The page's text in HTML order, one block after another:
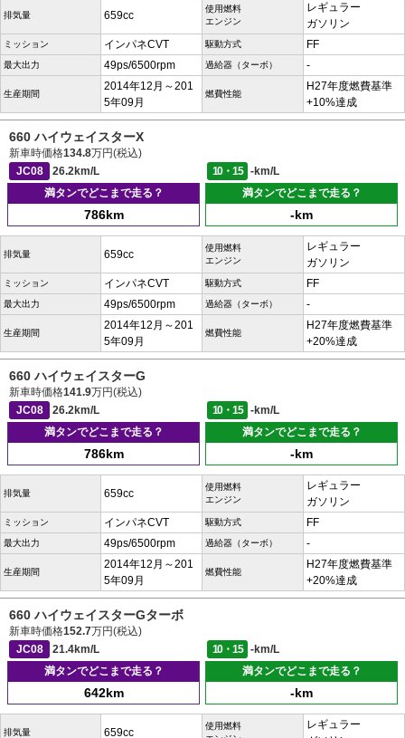
排気量 659cc
使用燃料
エンジン
レギュラー
ガソリン
ミッション インパネCVT 駆動方式 FF
最大出力 49ps/6500rpm 過給器（ターボ） -
生産期間
2014年12月～201
5年09月
燃費性能
H27年度燃費基準
+10%達成
660 ハイウェイスターX
新車時価格134.8万円(税込)
JC08
26.2km/L 10・15
-km/L
満タンでどこまで走る？
786km
満タンでどこまで走る？
-km
排気量 659cc
使用燃料
エンジン
レギュラー
ガソリン
ミッション インパネCVT 駆動方式 FF
最大出力 49ps/6500rpm 過給器（ターボ） -
生産期間
2014年12月～201
5年09月
燃費性能
H27年度燃費基準
+20%達成
660 ハイウェイスターG
新車時価格141.9万円(税込)
JC08
26.2km/L 10・15
-km/L
満タンでどこまで走る？
786km
満タンでどこまで走る？
-km
排気量 659cc
使用燃料
エンジン
レギュラー
ガソリン
ミッション インパネCVT 駆動方式 FF
最大出力 49ps/6500rpm 過給器（ターボ） -
生産期間
2014年12月～201
5年09月
燃費性能
H27年度燃費基準
+20%達成
660 ハイウェイスターGターボ
新車時価格152.7万円(税込)
JC08
21.4km/L 10・15
-km/L
満タンでどこまで走る？
642km
満タンでどこまで走る？
-km
排気量 659cc
使用燃料
レギュラー